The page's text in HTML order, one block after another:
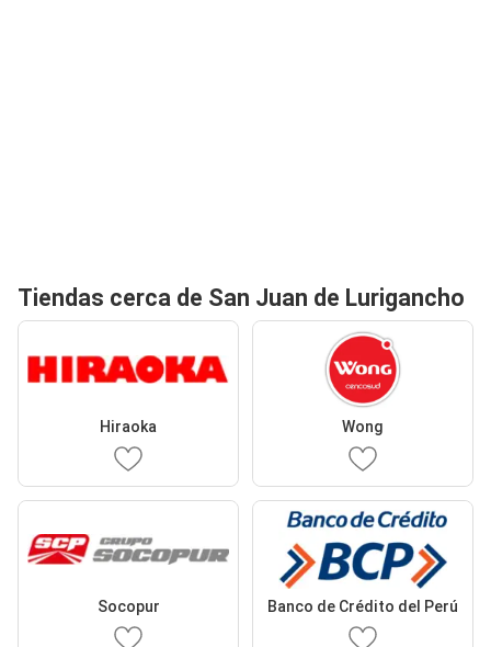
Tiendas cerca de San Juan de Lurigancho
Hiraoka Wong
Socopur Banco de Crédito del Perú